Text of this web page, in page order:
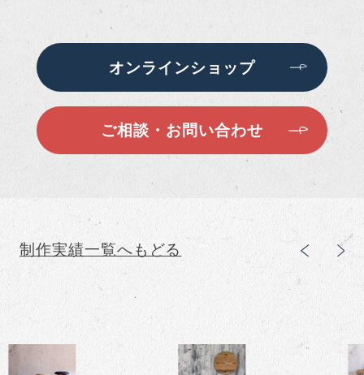
オンラインショップ
ご相談・お問い合わせ
制作実績一覧へもどる